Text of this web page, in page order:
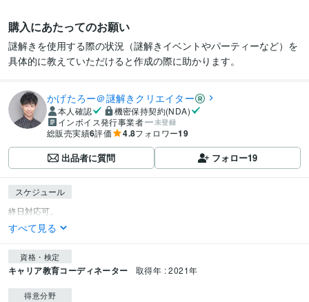
購入にあたってのお願い
謎解きを使用する際の状況（謎解きイベントやパーティーなど）を
具体的に教えていただけると作成の際に助かります。
かげたろー＠謎解きクリエイター
本人確認
機密保持契約(NDA)
インボイス発行事業者
未登録
総販売実績6評価 4.8フォロワー19
出品者に質問 フォロー19
スケジュール
すべて見る
資格・検定
キャリア教育コーディネーター 取得年 : 2021年
得意分野